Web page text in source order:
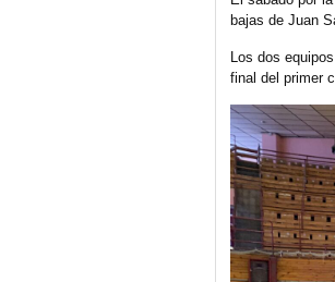
bajas de Juan
Los dos
final del primer